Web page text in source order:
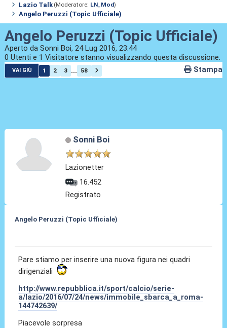
Lazio Talk (Moderatore: LN_Mod)
Angelo Peruzzi (Topic Ufficiale)
Angelo Peruzzi (Topic Ufficiale)
Aperto da Sonni Boi, 24 Lug 2016, 23:44
0 Utenti e 1 Visitatore stanno visualizzando questa discussione.
VAI GIÙ 1 2 3 ... 58 Stampa
Sonni Boi
Lazionetter
16.452
Registrato
Angelo Peruzzi (Topic Ufficiale)
Pare stiamo per inserire una nuova figura nei quadri
dirigenziali
http://www.repubblica.it/sport/calcio/serie-
a/lazio/2016/07/24/news/immobile_sbarca_a_roma-
144742639/
Piacevole sorpresa